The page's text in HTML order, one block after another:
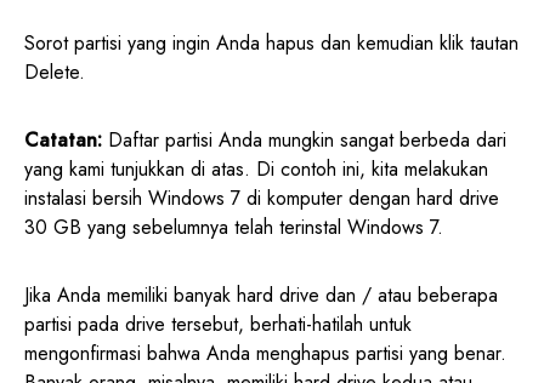
Sorot partisi yang ingin Anda hapus dan kemudian klik tautan
Delete.
Catatan: Daftar partisi Anda mungkin sangat berbeda dari
yang kami tunjukkan di atas. Di contoh ini, kita melakukan
instalasi bersih Windows 7 di komputer dengan hard drive
30 GB yang sebelumnya telah terinstal Windows 7.
Jika Anda memiliki banyak hard drive dan / atau beberapa
partisi pada drive tersebut, berhati-hatilah untuk
mengonfirmasi bahwa Anda menghapus partisi yang benar.